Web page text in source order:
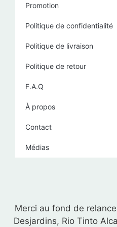
Promotion
Politique de confidentialité
Politique de livraison
Politique de retour
F.A.Q
À propos
Contact
Médias
Merci au fond de
Desjardins, Rio Tinto